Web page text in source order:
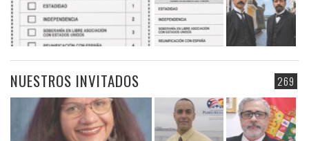
269
NUESTROS INVITADOS